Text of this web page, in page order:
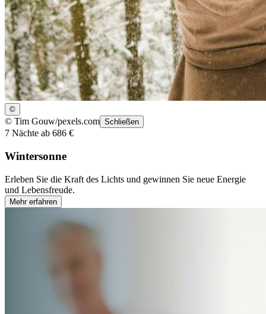
©
© Tim Gouw/pexels.com Schließen
7 Nächte ab 686 €
Wintersonne
Erleben Sie die Kraft des Lichts und gewinnen Sie neue Energie
und Lebensfreude.
Mehr erfahren